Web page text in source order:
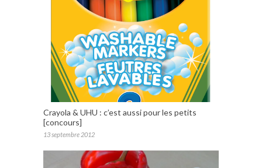
Crayola & UHU : c’est aussi pour les petits
[concours]
13 septembre 2012